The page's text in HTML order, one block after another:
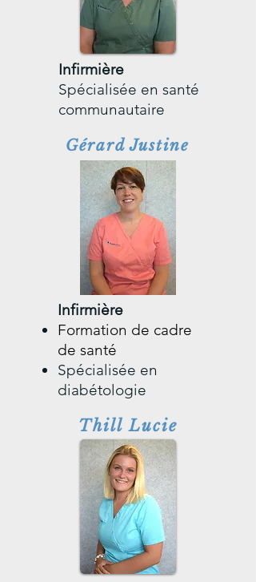
Infirmière
Spécialisée en santé
communautaire
Gérard Justine
Infirmière
Formation de cadre
de santé
Spécialisée en
diabétologie
Thill Lucie